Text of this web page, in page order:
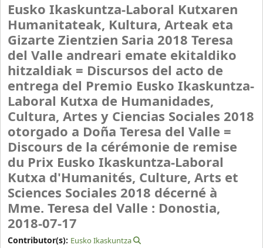
Eusko Ikaskuntza-Laboral Kutxaren
Humanitateak, Kultura, Arteak eta
Gizarte Zientzien Saria 2018 Teresa
del Valle andreari emate ekitaldiko
hitzaldiak = Discursos del acto de
entrega del Premio Eusko Ikaskuntza-
Laboral Kutxa de Humanidades,
Cultura, Artes y Ciencias Sociales 2018
otorgado a Doña Teresa del Valle =
Discours de la cérémonie de remise
du Prix Eusko Ikaskuntza-Laboral
Kutxa d'Humanités, Culture, Arts et
Sciences Sociales 2018 décerné à
Mme. Teresa del Valle : Donostia,
2018-07-17
Contributor(s): Eusko Ikaskuntza